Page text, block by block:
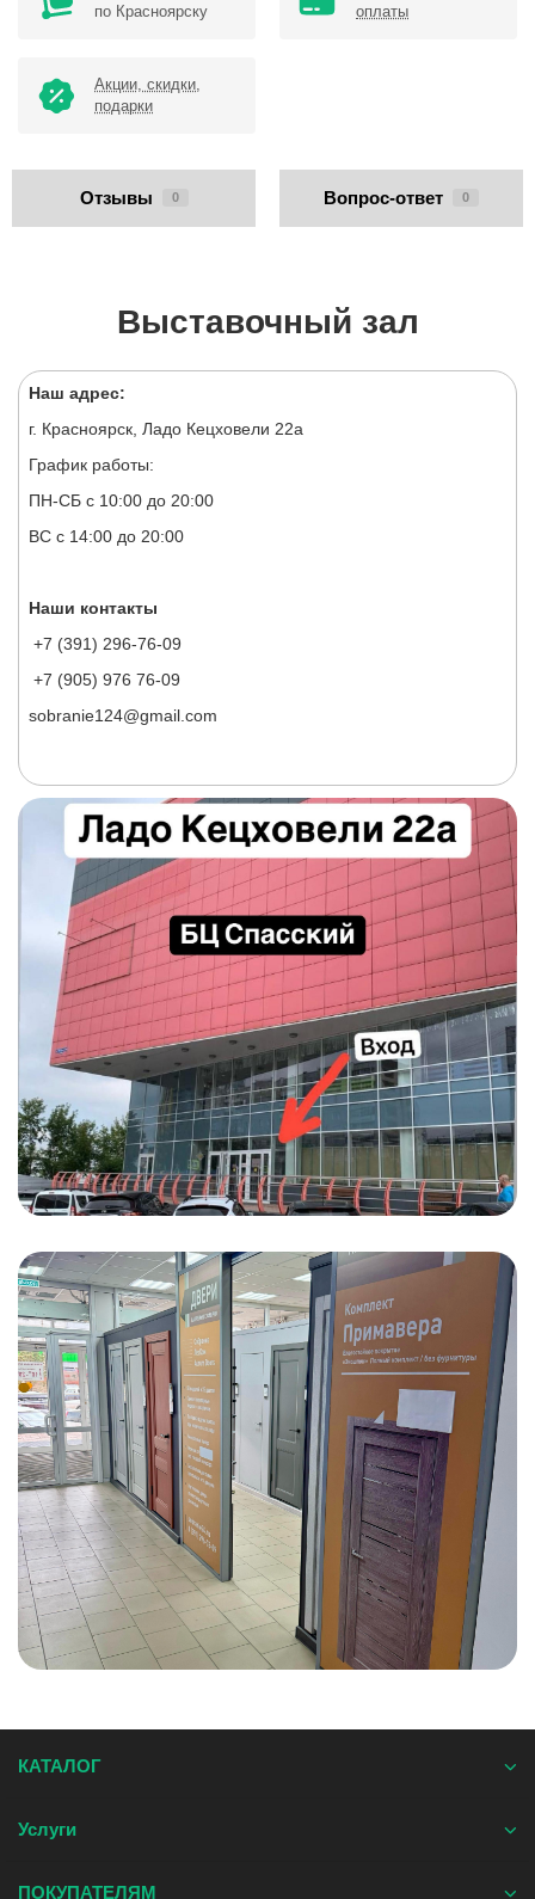
по Красноярску
оплаты
Акции, скидки,
подарки
Отзывы 0 Вопрос-ответ 0
Выставочный зал
Наш адрес:
г. Красноярск, Ладо Кецховели 22а
График работы:
ПН-СБ с 10:00 до 20:00
ВС с 14:00 до 20:00
Наши контакты
+7 (391) 296-76-09
+7 (905) 976 76-09
sobranie124@gmail.com
КАТАЛОГ
Услуги
ПОКУПАТЕЛЯМ